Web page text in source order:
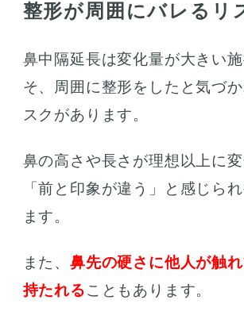
整形が周囲にバレるリ
鼻中隔延長は変化量が大きい
そ、周囲に整形をしたと気づ
スクがあります。
鼻の高さや長さが理想以上に変
「前と印象が違う」と感じら
ます。
また、鼻先の硬さに他人が触
持たれることもあります。